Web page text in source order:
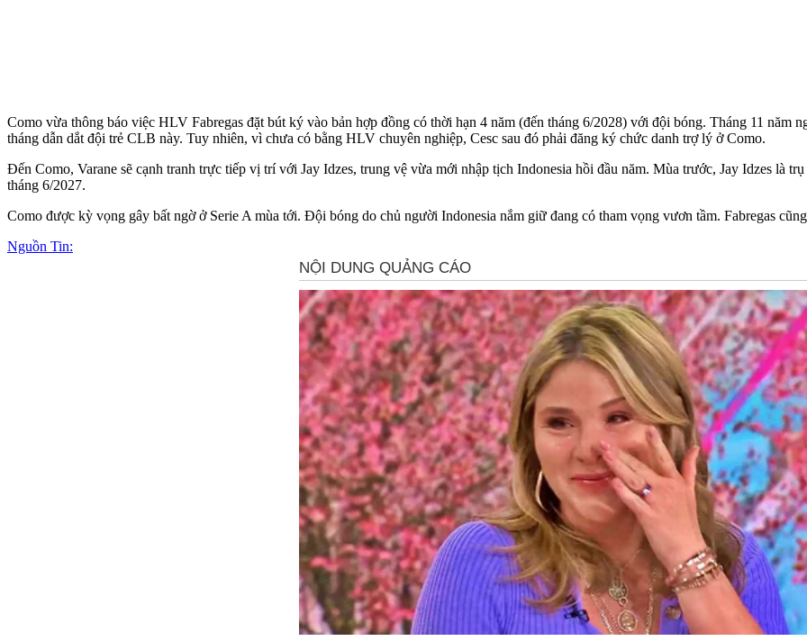
Como vừa thông báo việc HLV Fabregas đặt bút ký vào bản hợp đồng có thời hạn 4 năm (đến tháng 6/2028) với đội bóng. Tháng 11 năm
tháng dẫn dắt đội trẻ CLB này. Tuy nhiên, vì chưa có bằng HLV chuyên nghiệp, Cesc sau đó phải đăng ký chức danh trợ lý ở Como.
Đến Como, Varane sẽ cạnh tranh trực tiếp vị trí với Jay Idzes, trung vệ vừa mới nhập tịch Indonesia hồi đầu năm. Mùa trước, Jay Idzes là
tháng 6/2027.
Como được kỳ vọng gây bất ngờ ở Serie A mùa tới. Đội bóng do chủ người Indonesia nắm giữ đang có tham vọng vươn tầm. Fabregas
Nguồn Tin: